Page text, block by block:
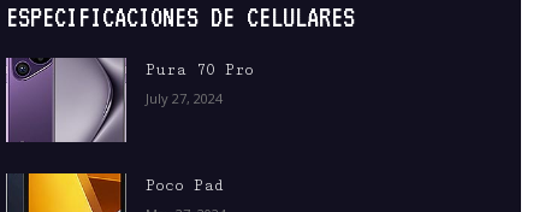
ESPECIFICACIONES DE CELULARES
Pura 70 Pro
July 27, 2024
Poco Pad